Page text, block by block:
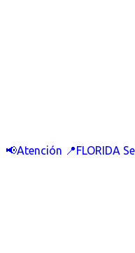
📢Atención 📍FLORIDA